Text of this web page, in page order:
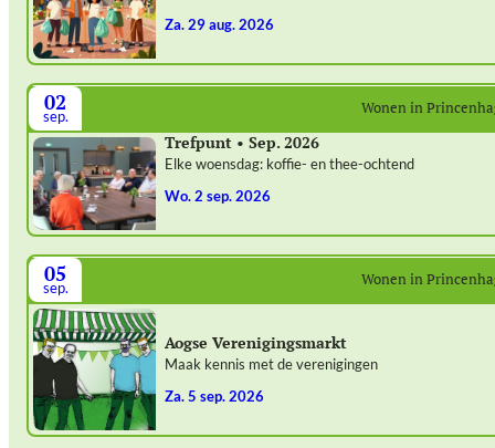
za. 29 aug. 2026
02
sep. Wonen in
Trefpunt • Sep. 2026
Elke woensdag: koffie- en thee-ochtend
wo. 2 sep. 2026
05
sep. Wonen in
Aogse Verenigingsmarkt
Maak kennis met de verenigingen
za. 5 sep. 2026